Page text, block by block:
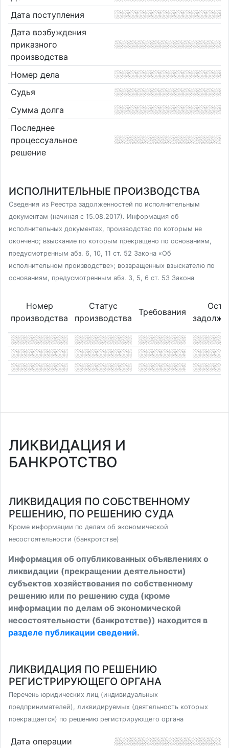
Дата поступления
Дата возбуждения
приказного
производства
Номер дела
Судья
Сумма долга
Последнее
процессуальное
решение
ИСПОЛНИТЕЛЬНЫЕ ПРОИЗВОДСТВА
Сведения из Реестра задолженностей по исполнительным
документам (начиная с 15.08.2017). Информация об
исполнительных документах, производство по которым не
окончено; взыскание по которым прекращено по основаниям,
предусмотренным абз. 6, 10, 11 ст. 52 Закона «Об
исполнительном производстве»; возвращенных взыскателю по
основаниям, предусмотренным абз. 3, 5, 6 ст. 53 Закона
Номер
производства
Статус
производства
Требования
ЛИКВИДАЦИЯ И
БАНКРОТСТВО
ЛИКВИДАЦИЯ ПО СОБСТВЕННОМУ
РЕШЕНИЮ, ПО РЕШЕНИЮ СУДА
Кроме информации по делам об экономической
несостоятельности (банкротстве)
Информация об опубликованных объявлениях о
ликвидации (прекращении деятельности)
субъектов хозяйствования по собственному
решению или по решению суда (кроме
информации по делам об экономической
несостоятельности (банкротстве)) находится в
разделе публикации сведений.
ЛИКВИДАЦИЯ ПО РЕШЕНИЮ
РЕГИСТРИРУЮЩЕГО ОРГАНА
Перечень юридических лиц (индивидуальных
предпринимателей), ликвидируемых (деятельность которых
прекращается) по решению регистрирующего органа
Дата операции